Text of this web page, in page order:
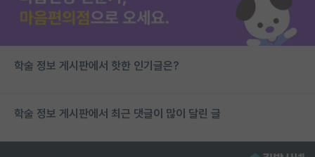
학술 정보 게시판에서 핫한 인기글은?
학술 정보 게시판에서 최근 댓글이 많이 달린 글